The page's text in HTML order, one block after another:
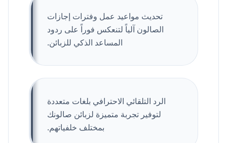
تحديث مواعيد عمل وفترات إجازات
الصالون آلياً لتنعكس فوراً على ردود
المساعد الذكي للزبائن.
الرد التلقائي الاحترافي بلغات متعددة
لتوفير تجربة متميزة لزبائن صالونك
بمختلف خلفياتهم.